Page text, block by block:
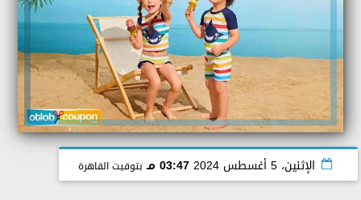
الإثنين، 5 أغسطس 2024 03:47 مـ بتوقيت القاهرة